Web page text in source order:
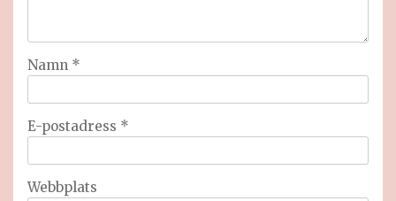
Namn *
E-postadress *
Webbplats